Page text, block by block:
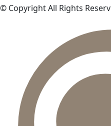
© Copyright All Rights